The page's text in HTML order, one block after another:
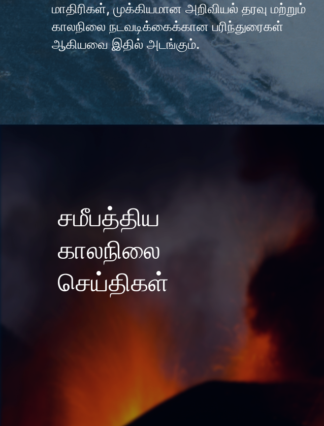
மாதிரிகள், முக்கியமான அறிவியல் தரவு மற்றும்
காலநிலை நடவடிக்கைக்கான பரிந்துரைகள்
ஆகியவை இதில் அடங்கும்.
சமீபத்திய
காலநிலை
செய்திகள்